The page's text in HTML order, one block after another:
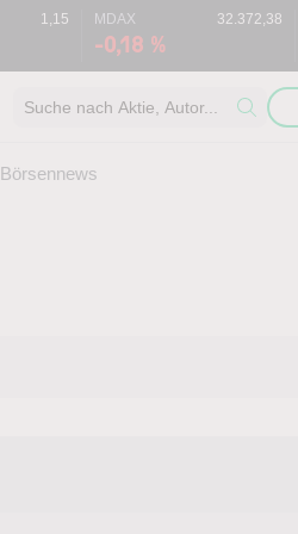
1,15 MDAX 32.372,38
-0,18 %
Börsennews
Suche nach Aktie, Autor...